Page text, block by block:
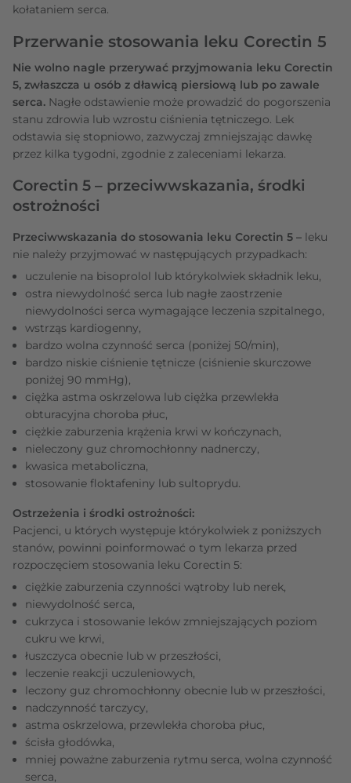
kołataniem serca.
Przerwanie stosowania leku Corectin 5
Nie wolno nagle przerywać przyjmowania leku Corectin
5, zwłaszcza u osób z dławicą piersiową lub po zawale
serca. Nagłe odstawienie może prowadzić do pogorszenia
stanu zdrowia lub wzrostu ciśnienia tętniczego. Lek
odstawia się stopniowo, zazwyczaj zmniejszając dawkę
przez kilka tygodni, zgodnie z zaleceniami lekarza.
Corectin 5 – przeciwwskazania, środki
ostrożności
Przeciwwskazania do stosowania leku Corectin 5 – leku
nie należy przyjmować w następujących przypadkach:
uczulenie na bisoprolol lub którykolwiek składnik leku,
ostra niewydolność serca lub nagłe zaostrzenie
niewydolności serca wymagające leczenia szpitalnego,
wstrząs kardiogenny,
bardzo wolna czynność serca (poniżej 50/min),
bardzo niskie ciśnienie tętnicze (ciśnienie skurczowe
poniżej 90 mmHg),
ciężka astma oskrzelowa lub ciężka przewlekła
obturacyjna choroba płuc,
ciężkie zaburzenia krążenia krwi w kończynach,
nieleczony guz chromochłonny nadnerczy,
kwasica metaboliczna,
stosowanie floktafeniny lub sultoprydu.
Ostrzeżenia i środki ostrożności:
Pacjenci, u których występuje którykolwiek z poniższych
stanów, powinni poinformować o tym lekarza przed
rozpoczęciem stosowania leku Corectin 5:
ciężkie zaburzenia czynności wątroby lub nerek,
niewydolność serca,
cukrzyca i stosowanie leków zmniejszających poziom
cukru we krwi,
łuszczyca obecnie lub w przeszłości,
leczenie reakcji uczuleniowych,
leczony guz chromochłonny obecnie lub w przeszłości,
nadczynność tarczycy,
astma oskrzelowa, przewlekła choroba płuc,
ścisła głodówka,
mniej poważne zaburzenia rytmu serca, wolna czynność
serca,